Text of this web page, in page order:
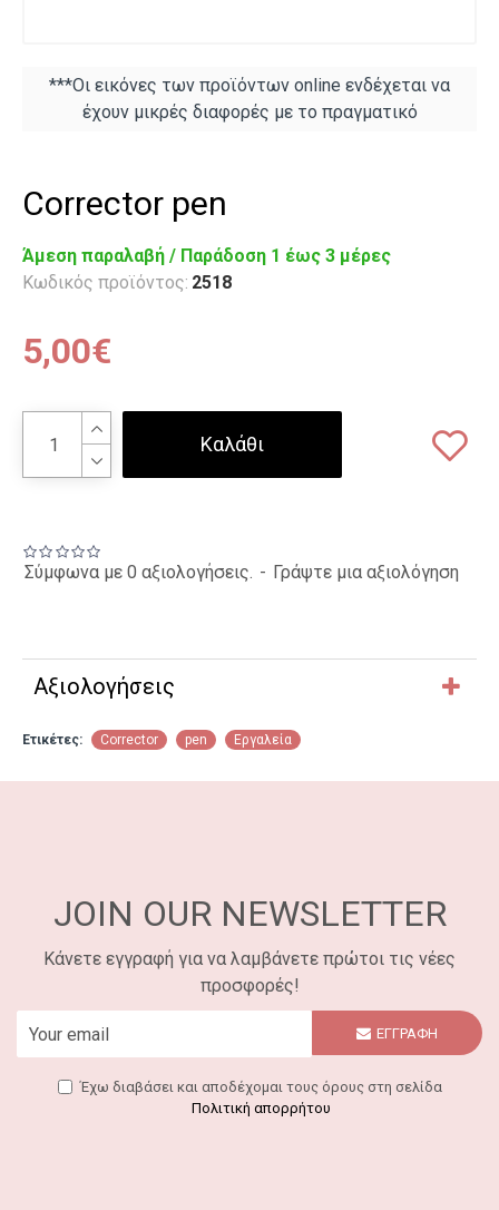
***Οι εικόνες των προϊόντων online ενδέχεται να
έχουν μικρές διαφορές με το πραγματικό
Corrector pen
Άμεση παραλαβή / Παράδoση 1 έως 3 μέρες
Κωδικός προϊόντος: 2518
Σύμφωνα με 0 αξιολογήσεις. - Γράψτε μια αξιολόγηση
5,00€
Καλάθι
Αξιολογήσεις
Ετικέτες: Corrector pen Εργαλεία
JOIN OUR NEWSLETTER
Κάνετε εγγραφή για να λαμβάνετε πρώτοι τις νέες
προσφορές!
ΕΓΓΡΑΦΗ
Έχω διαβάσει και αποδέχομαι τους όρους στη σελίδα
Πολιτική απορρήτου